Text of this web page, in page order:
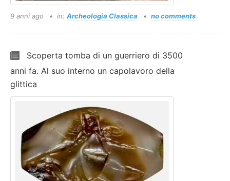
9 anni ago in: Archeologia Classica no comments
Scoperta tomba di un guerriero di 3500
anni fa. Al suo interno un capolavoro della
glittica